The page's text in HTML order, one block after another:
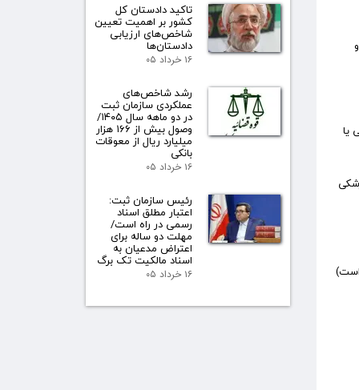
یا
است)
تاکید دادستان کل
کشور بر اهمیت تعیین
شاخص‌های ارزیابی
دادستان‌ها
۱۶ خرداد ۰۵
رشد شاخص‌های
عملکردی سازمان ثبت
در دو ماهه سال ۱۴۰۵/
وصول بیش از ۱۶۶ هزار
میلیارد ریال از معوقات
بانکی
۱۶ خرداد ۰۵
رئیس سازمان ثبت:
اعتبار مطلق اسناد
رسمی در راه است/
مهلت دو ساله برای
اعتراض مدعیان به
اسناد مالکیت تک برگ
۱۶ خرداد ۰۵